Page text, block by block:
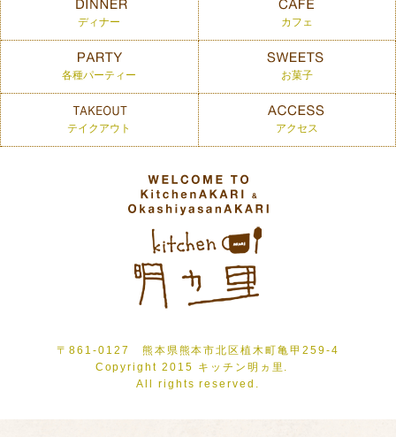
ディナー カフェ
各種パーティー お菓子
テイクアウト アクセス
〒861-0127 熊本県熊本市北区植木町亀甲259-4
Copyright 2015 キッチン明ヵ里.
All rights reserved.